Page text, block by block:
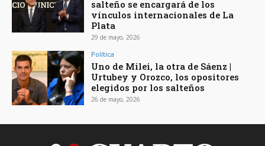
salteño se encargará de los
vínculos internacionales de La
Plata
29 de mayo, 2026
Política
Uno de Milei, la otra de Sáenz |
Urtubey y Orozco, los opositores
elegidos por los salteños
26 de mayo, 2026